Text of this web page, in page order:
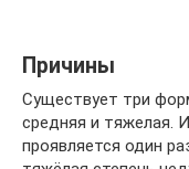
Причины
Существует три
средняя и тяжелая.
проявляется один